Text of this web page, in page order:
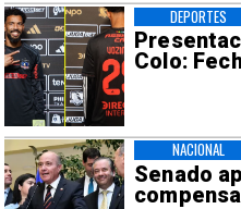
Colo:
DEPORTES
Senado
NACIONAL